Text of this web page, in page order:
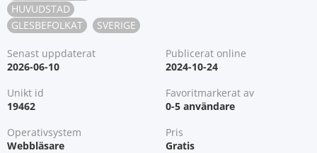
HUVUDSTAD
GLESBEFOLKAT
SVERIGE
Senast uppdaterat
2026-06-10
Publicerat online
2024-10-24
Unikt id
19462
Favoritmarkerat av
0-5 användare
Operativsystem
Webbläsare
Pris
Gratis